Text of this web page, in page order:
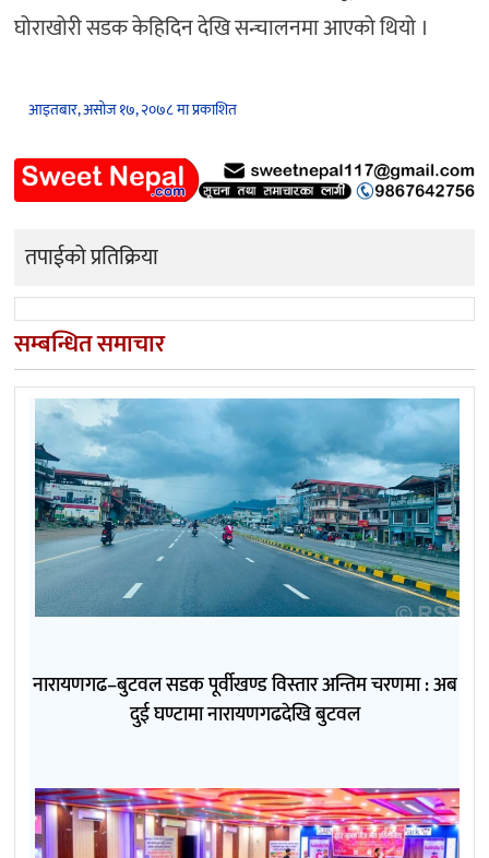
घोराखोरी सडक केहिदिन देखि सन्चालनमा आएको थियो ।
आइतबार, असोज १७, २०७८ मा प्रकाशित
तपाईको प्रतिक्रिया
सम्बन्धित समाचार
नारायणगढ–बुटवल सडक पूर्वीखण्ड विस्तार अन्तिम चरणमा : अब
दुई घण्टामा नारायणगढदेखि बुटवल